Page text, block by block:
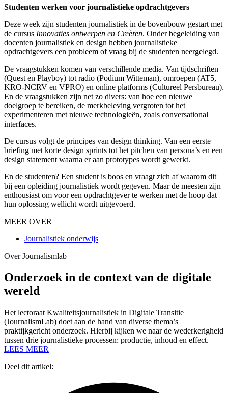
Studenten werken voor journalistieke opdrachtgevers
Deze week zijn studenten journalistiek in de bovenbouw gestart met
de cursus Innovaties ontwerpen en Creëren. Onder begeleiding van
docenten journalistiek en design hebben journalistieke
opdrachtgevers een probleem of vraag bij de studenten neergelegd.
De vraagstukken komen van verschillende media. Van tijdschriften
(Quest en Playboy) tot radio (Podium Witteman), omroepen (AT5,
KRO-NCRV en VPRO) en online platforms (Cultureel Persbureau).
En de vraagstukken zijn net zo divers: van hoe een nieuwe
doelgroep te bereiken, de merkbeleving vergroten tot het
experimenteren met nieuwe technologieën, zoals conversational
interfaces.
De cursus volgt de principes van design thinking. Van een eerste
briefing met korte design sprints tot het pitchen van persona’s en een
design statement waarna er aan prototypes wordt gewerkt.
En de studenten? Een student is boos en vraagt zich af waarom dit
bij een opleiding journalistiek wordt gegeven. Maar de meesten zijn
enthousiast om voor een opdrachtgever te werken met de hoop dat
hun oplossing wellicht wordt uitgevoerd.
MEER OVER
Journalistiek onderwijs
Over Journalismlab
Onderzoek in de context van de digitale
wereld
Het lectoraat Kwaliteitsjournalistiek in Digitale Transitie
(JournalismLab) doet aan de hand van diverse thema’s
praktijkgericht onderzoek. Hierbij kijken we naar de wederkerigheid
tussen drie journalistieke processen: productie, inhoud en effect.
LEES MEER
Deel dit artikel: